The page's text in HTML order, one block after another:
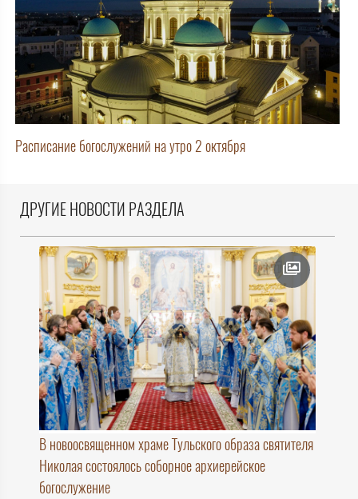
Расписание богослужений на утро 2 октября
ДРУГИЕ НОВОСТИ РАЗДЕЛА
В новоосвященном храме Тульского образа святителя
Николая состоялось соборное архиерейское
богослужение